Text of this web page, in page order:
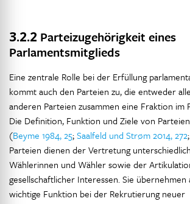
3.2.2 Parteizugehörigkeit eines
Parlamentsmitglieds
Eine zentrale Rolle bei der Erfüllung
kommt auch den Parteien zu, die entweder
anderen Parteien zusammen eine Fraktion im
Die Definition, Funktion und Ziele von
(Beyme 1984, 25;Saalfeld und Strøm 2014, 272;
Parteien dienen der Vertretung
Wählerinnen und Wähler sowie der
gesellschaftlicher Interessen. Sie übernehmen
wichtige Funktion bei der Rekrutierung neuer